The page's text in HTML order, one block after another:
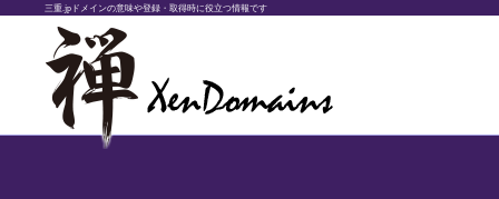
三重.jpドメインの意味や登録・取得時に役立つ情報です